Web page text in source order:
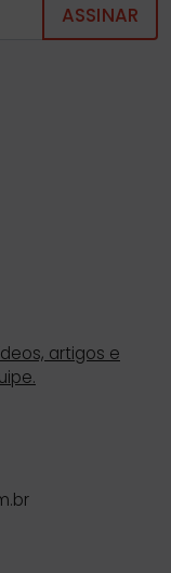
ASSINAR
artigos e